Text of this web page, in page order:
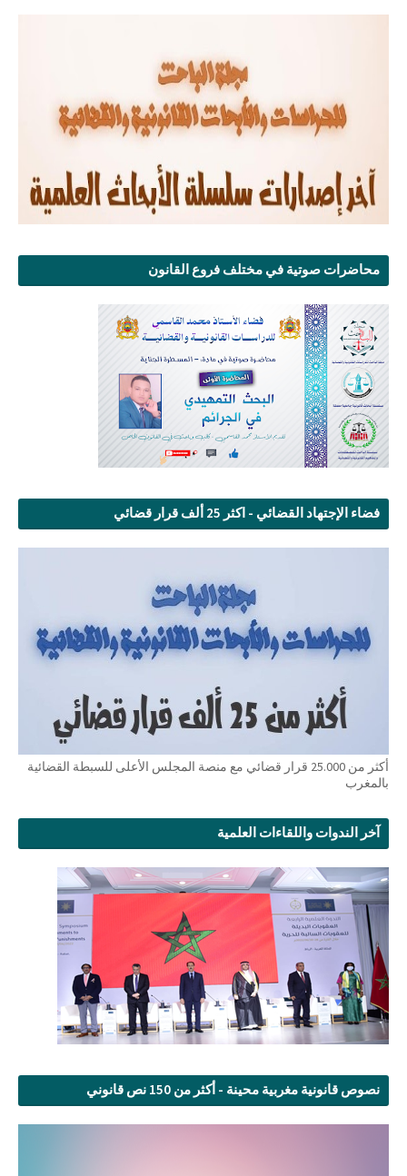
محاضرات صوتية في مختلف فروع القانون
فضاء الإجتهاد القضائي - اكثر 25 ألف قرار قضائي
أكثر من 25.000 قرار قضائي مع منصة المجلس الأعلى للسبطة القضائية
بالمغرب
آخر الندوات واللقاءات العلمية
نصوص قانونية مغربية محينة - أكثر من 150 نص قانوني